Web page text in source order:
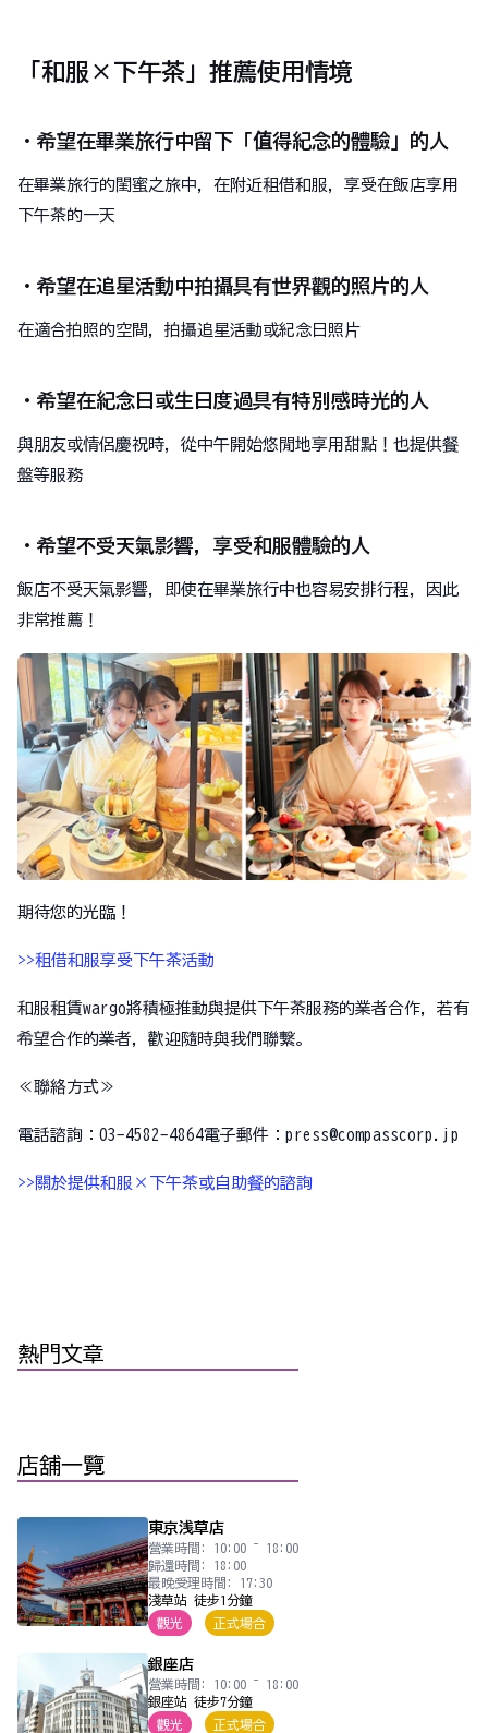
「和服×下午茶」推薦使用情境
・希望在畢業旅行中留下「值得紀念的體驗」的人
在畢業旅行的閨蜜之旅中，在附近租借和服，享受在飯店享用
下午茶的一天
・希望在追星活動中拍攝具有世界觀的照片的人
在適合拍照的空間，拍攝追星活動或紀念日照片
・希望在紀念日或生日度過具有特別感時光的人
與朋友或情侶慶祝時，從中午開始悠閒地享用甜點！也提供餐
盤等服務
・希望不受天氣影響，享受和服體驗的人
飯店不受天氣影響，即使在畢業旅行中也容易安排行程，因此
非常推薦！
期待您的光臨！
>>租借和服享受下午茶活動
和服租賃wargo將積極推動與提供下午茶服務的業者合作，若有
希望合作的業者，歡迎隨時與我們聯繫。
≪聯絡方式≫
電話諮詢：03-4582-4864電子郵件：press@compasscorp.jp
>>關於提供和服×下午茶或自助餐的諮詢
熱門文章
店舖一覽
東京浅草店
營業時間: 10:00 ~ 18:00
歸還時間: 18:00
最晚受理時間: 17:30
淺草站 徒步1分鐘
觀光
正式場合
銀座店
營業時間: 10:00 ~ 18:00
銀座站 徒步7分鐘
觀光
正式場合